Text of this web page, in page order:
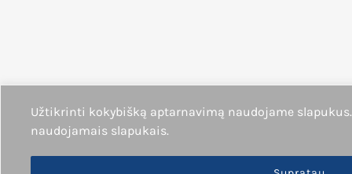
Užtikrinti kokybišką aptarnavimą naudojame
naudojamais slapukais.